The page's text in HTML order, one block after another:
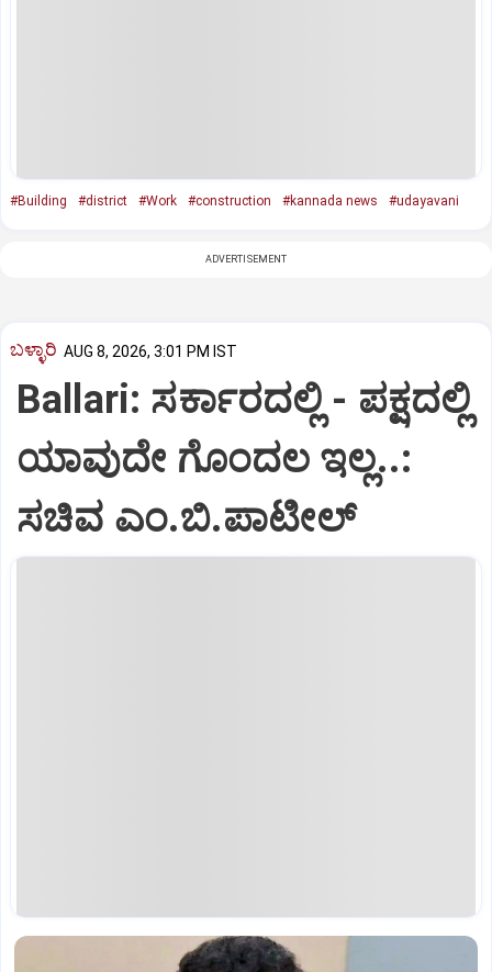
#Building #district #Work #construction #kannada news #udayavani
ADVERTISEMENT
ಬಳ್ಳಾರಿ AUG 8, 2026, 3:01 PM IST
Ballari: ಸರ್ಕಾರದಲ್ಲಿ - ಪಕ್ಷದಲ್ಲಿ
ಯಾವುದೇ ಗೊಂದಲ ಇಲ್ಲ..:
ಸಚಿವ ಎಂ.ಬಿ.ಪಾಟೀಲ್